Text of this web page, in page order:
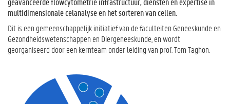
multidimensionale celanalyse en het sorteren van cellen.
Dit is een gemeenschappelijk initiatief van de faculteiten Geneeskunde en
Gezondheidswetenschappen en Diergeneeskunde, en wordt
georganiseerd door een kernteam onder leiding van prof. Tom Taghon.